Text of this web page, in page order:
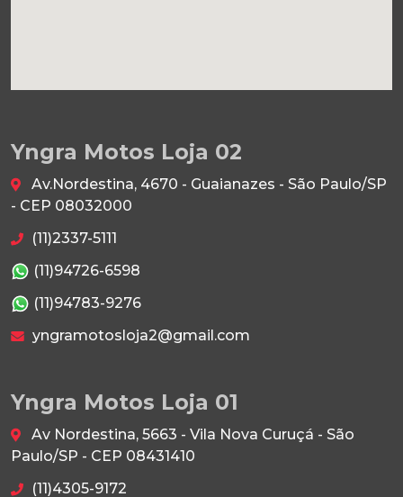
Yngra Motos Loja 02
Av.Nordestina, 4670 - Guaianazes - São Paulo/SP
- CEP 08032000
(11)2337-5111
(11)94726-6598
(11)94783-9276
yngramotosloja2@gmail.com
Yngra Motos Loja 01
Av Nordestina, 5663 - Vila Nova Curuçá - São
Paulo/SP - CEP 08431410
(11)4305-9172